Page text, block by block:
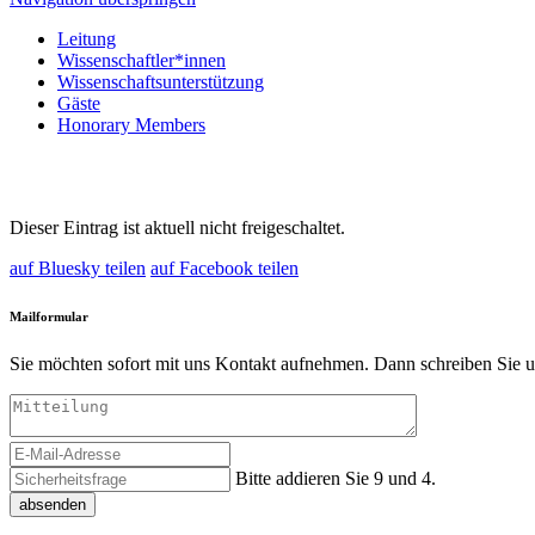
Leitung
Wissenschaftler*innen
Wissenschaftsunterstützung
Gäste
Honorary Members
Dieser Eintrag ist aktuell nicht freigeschaltet.
auf Bluesky teilen auf Facebook teilen
Mailformular
Sie möchten sofort mit uns Kontakt aufnehmen. Dann schreiben Sie
Bitte addieren Sie 9 und 4.
absenden